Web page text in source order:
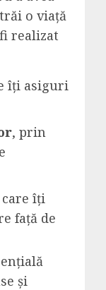
o viață
realizat
îți asiguri
, prin
îți
față de
și